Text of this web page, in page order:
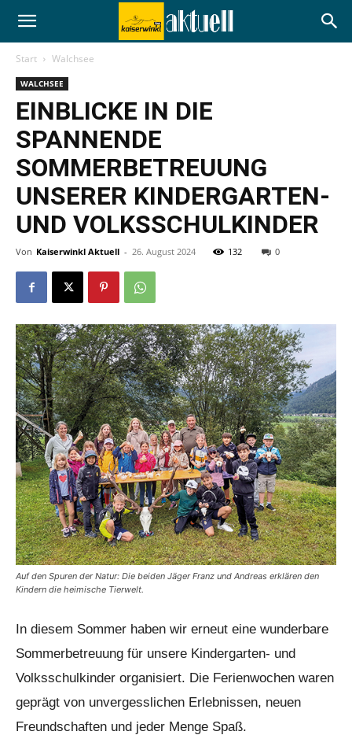
Start Walchsee
WALCHSEE
EINBLICKE IN DIE
SPANNENDE
SOMMERBETREUUNG
UNSERER KINDERGARTEN-
UND VOLKSSCHULKINDER
Von Kaiserwinkl Aktuell - 26. August 2024 132 0
Auf den Spuren der Natur: Die beiden Jäger Franz und Andreas erklären den
Kindern die heimische Tierwelt.
In diesem Sommer haben wir erneut eine wunderbare
Sommerbetreuung für unsere Kindergarten- und
Volksschulkinder organisiert. Die Ferienwochen waren
geprägt von unvergesslichen Erlebnissen, neuen
Freundschaften und jeder Menge Spaß.